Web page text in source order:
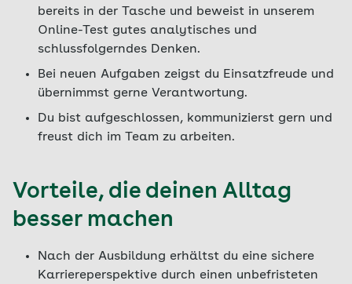
bereits in der Tasche und beweist in unserem
Online-Test gutes analytisches und
schlussfolgerndes Denken.
Bei neuen Aufgaben zeigst du Einsatzfreude und
übernimmst gerne Verantwortung.
Du bist aufgeschlossen, kommunizierst gern und
freust dich im Team zu arbeiten.
Vorteile, die deinen Alltag
besser machen
Nach der Ausbildung erhältst du eine sichere
Karriereperspektive durch einen unbefristeten